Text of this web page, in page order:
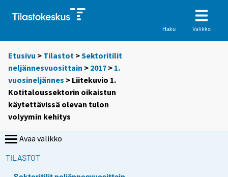
Haku Valikko
Etusivu > Tilastot >Sektoritilit
neljännesvuosittain > 2017 > 1.
vuosineljännes > Liitekuvio 1.
Kotitaloussektorin oikaistun
käytettävissä olevan tulon
volyymin kehitys
Avaa valikko
TILASTOT